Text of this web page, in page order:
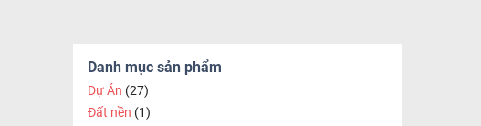
Danh mục sản phẩm
Dự Án (27)
Đất nền (1)